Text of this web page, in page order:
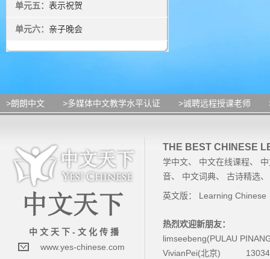
单元五： 表示祝贺
单元六： 亲子晚会
>朗朗中文 >多媒体中文教学水平认证 >诚聘远程授课老师
中 文 天 下 - 文 化 传 播
www.yes-chinese.com
THE BEST CHINESE
学中文、 中文在线课程、
音、 中文词典、 古诗精选
英文版： Learning Chinese
热烈欢迎新朋友：
limseebeng(PULAU
VivianPei(北京)